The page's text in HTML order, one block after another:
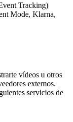
Tracking)
Mode, Klarna,
vídeos u otros
externos.
servicios de